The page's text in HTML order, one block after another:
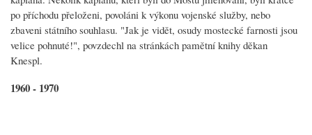
po příchodu přeloženi, povoláni k výkonu vojenské služby, nebo
zbaveni státního souhlasu. "Jak je vidět, osudy mostecké farnosti jsou
velice pohnuté!", povzdechl na stránkách pamětní knihy děkan
Knespl.
1960 - 1970